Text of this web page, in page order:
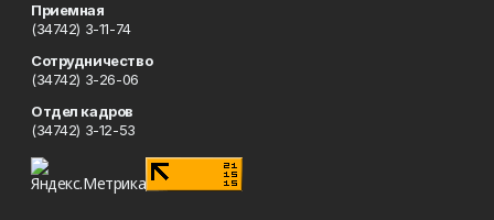
Приемная
(34742) 3-11-74
Сотрудничество
(34742) 3-26-06
Отдел кадров
(34742) 3-12-53